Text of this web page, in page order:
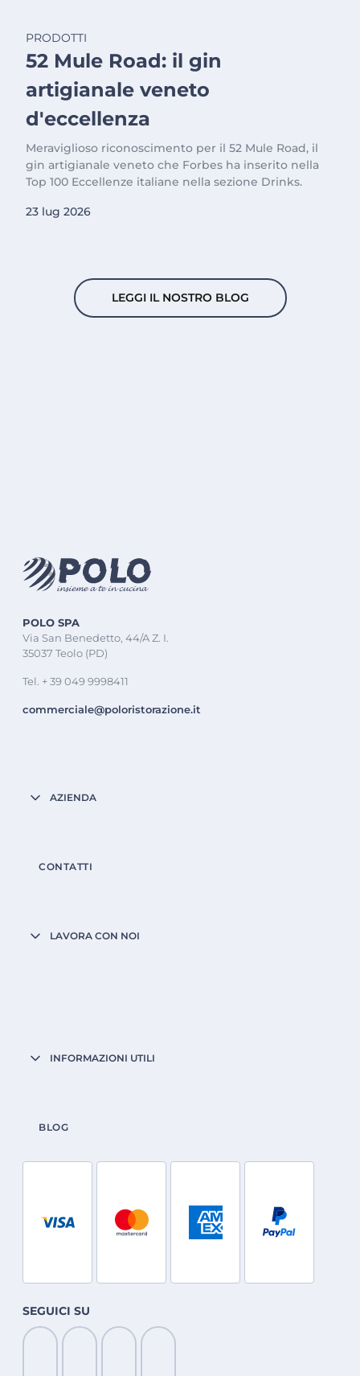
PRODOTTI
52 Mule Road: il gin
artigianale veneto
d'eccellenza
Meraviglioso riconoscimento per il 52 Mule Road, il
gin artigianale veneto che Forbes ha inserito nella
Top 100 Eccellenze italiane nella sezione Drinks.
23 lug 2026
LEGGI IL NOSTRO BLOG
POLO SPA
Via San Benedetto, 44/A Z. I.
35037 Teolo (PD)
Tel. + 39 049 9998411
commerciale@poloristorazione.it
AZIENDA
CONTATTI
LAVORA CON NOI
INFORMAZIONI UTILI
BLOG
SEGUICI SU